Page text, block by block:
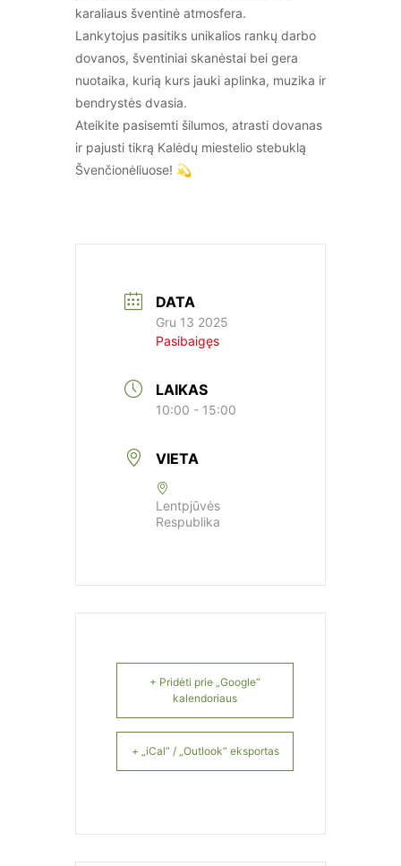
karaliaus šventinė atmosfera.
Lankytojus pasitiks unikalios rankų darbo
dovanos, šventiniai skanėstai bei gera
nuotaika, kurią kurs jauki aplinka, muzika ir
bendrystės dvasia.
Ateikite pasisemti šilumos, atrasti dovanas
ir pajusti tikrą Kalėdų miestelio stebuklą
Švenčionėliuose! 💫
DATA
Gru 13 2025
Pasibaigęs
LAIKAS
10:00 - 15:00
VIETA
Lentpjūvės
Respublika
+ Pridėti prie „Google“
kalendoriaus
+ „iCal“ / „Outlook“ eksportas